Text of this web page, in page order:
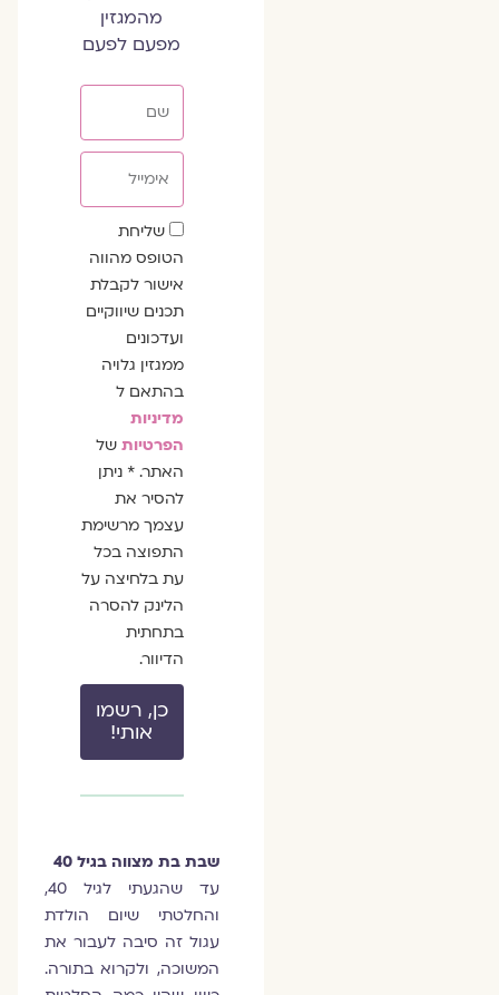
מהמגזין
מפעם לפעם
שדה
הסכמה
שליחת
הטופס מהווה
אישור לקבלת
תכנים שיווקיים
ועדכונים
ממגזין גלויה
בהתאם ל
מדיניות
הפרטיותשל
האתר. * ניתן
להסיר את
עצמך מרשימת
התפוצה בכל
עת בלחיצה על
הלינק להסרה
בתחתית
הדיוור.
כן, רשמו
אותי!
שבת בת מצווה בגיל 40
עד שהגעתי לגיל 40,
והחלטתי שיום הולדת
עגול זה סיבה לעבור את
המשוכה, ולקרוא בתורה.